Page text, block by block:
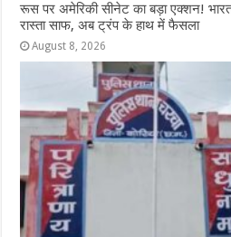
रूस पर अमेरिकी सीनेट का बड़ा एक्शन!
रास्ता साफ, अब ट्रंप के हाथ में फैसला
August 8, 2026